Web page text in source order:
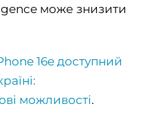
може знизити
16e доступний
можливості.